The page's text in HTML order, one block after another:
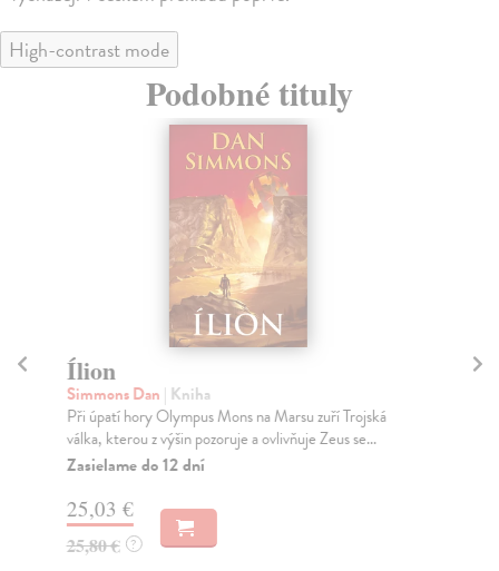
High-contrast mode
Podobné tituly
Ílion
Simmons Dan | Kniha
Při úpatí hory Olympus Mons na Marsu zuří Trojská
válka, kterou z výšin pozoruje a ovlivňuje Zeus se...
Zasielame do 12 dní
25,03 €
25,80 € ?